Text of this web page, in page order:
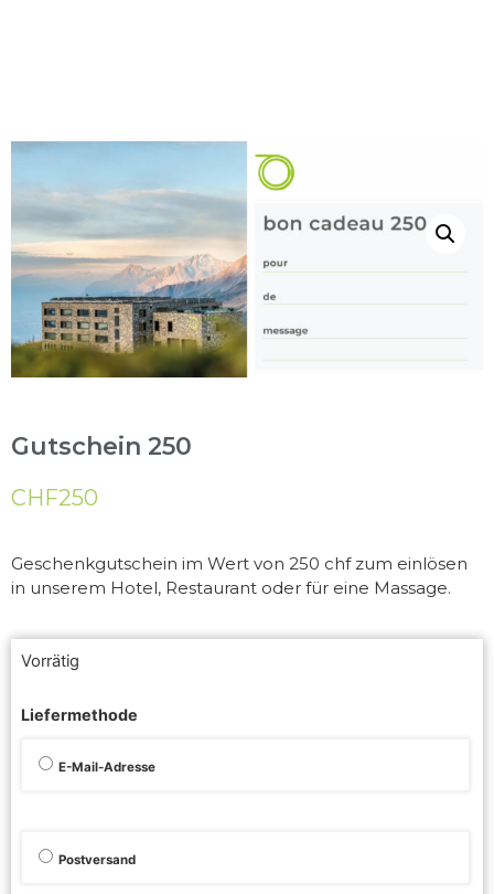
Gutschein 250
CHF250
Geschenkgutschein im Wert von 250 chf zum einlösen
in unserem Hotel, Restaurant oder für eine Massage.
Vorrätig
Liefermethode
E-Mail-Adresse
Postversand